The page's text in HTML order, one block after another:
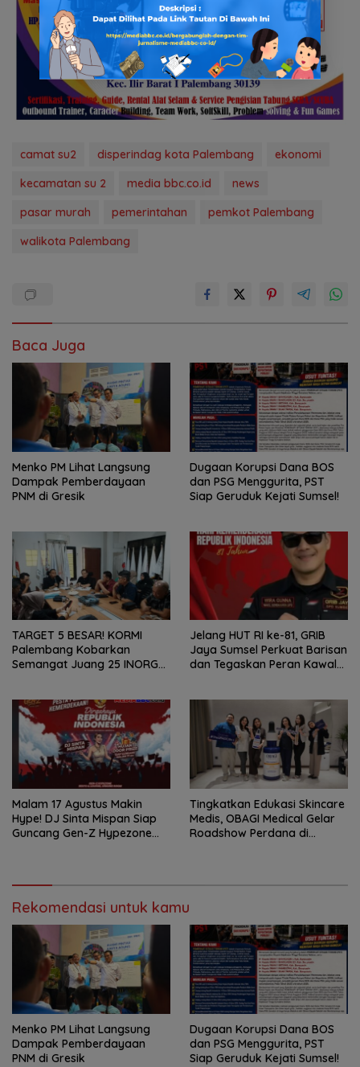
camat su2 disperindag kota Palembang
ekonomi
kecamatan su 2
media bbc.co.id
news
pasar murah
pemerintahan
pemkot Palembang
walikota Palembang
Baca Juga
Menko PM Lihat Langsung
Dampak Pemberdayaan
PNM di Gresik
Dugaan Korupsi Dana BOS
dan PSG Menggurita, PST
Siap Geruduk Kejati Sumsel!
TARGET 5 BESAR! KORMI
Palembang Kobarkan
Semangat Juang 25 INORGA
Jelang HUT RI ke-81, GRIB
Jaya Sumsel Perkuat Barisan
dan Tegaskan Peran Kawal
Malam 17 Agustus Makin
Hype! DJ Sinta Mispan Siap
Guncang Gen-Z Hypezone
Tingkatkan Edukasi Skincare
Medis, OBAGI Medical Gelar
Roadshow Perdana di
Rekomendasi untuk kamu
Menko PM Lihat Langsung
Dampak Pemberdayaan
PNM di Gresik
Dugaan Korupsi Dana BOS
dan PSG Menggurita, PST
Siap Geruduk Kejati Sumsel!